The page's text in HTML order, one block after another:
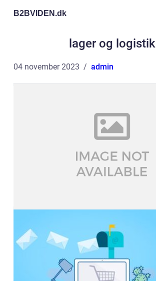
B2BVIDEN.dk
lager og logistik
04 november 2023 admin